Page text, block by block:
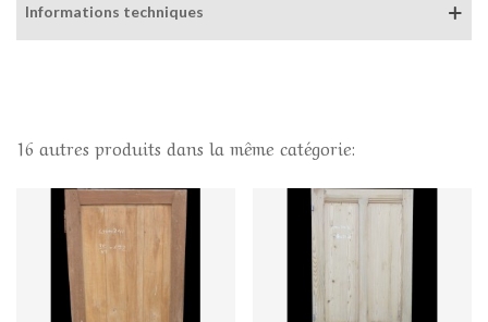
Informations techniques
16 autres produits dans la même catégorie: